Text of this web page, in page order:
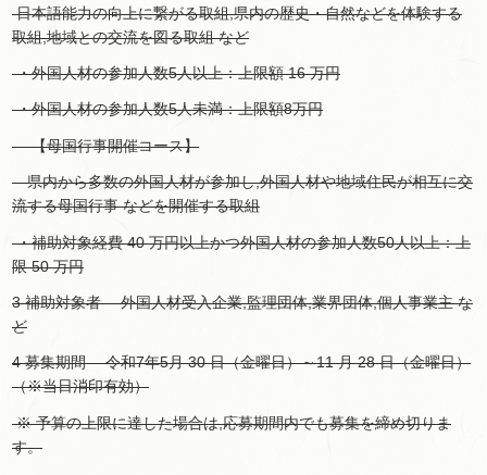
日本語能力の向上に繋がる取組,県内の歴史・自然などを体験する
取組,地域との交流を図る取組 など
・外国人材の参加人数5人以上：上限額 16 万円
・外国人材の参加人数5人未満：上限額8万円
【母国行事開催コース】
県内から多数の外国人材が参加し,外国人材や地域住民が相互に交
流する母国行事 などを開催する取組
・補助対象経費 40 万円以上かつ外国人材の参加人数50人以上：上
限 50 万円
3 補助対象者 外国人材受入企業,監理団体,業界団体,個人事業主 な
ど
4 募集期間 令和7年5月 30 日（金曜日）～11 月 28 日（金曜日）
（※当日消印有効）
※ 予算の上限に達した場合は,応募期間内でも募集を締め切りま
す。